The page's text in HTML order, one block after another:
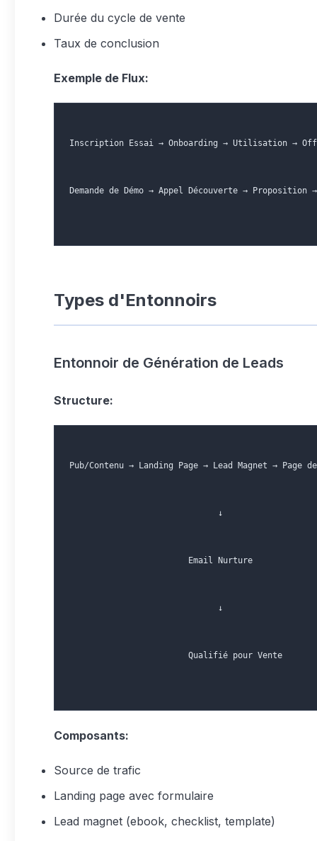
Durée du cycle de vente
Taux de conclusion
Exemple de Flux:
Inscription Essai → Onboarding → Utilisation →
Demande de Démo → Appel Découverte →
Types d'Entonnoirs
Entonnoir de Génération de Leads
Structure:
Pub/Contenu → Landing Page → Lead Magnet → Page
                              ↓
                        Email Nurture
                              ↓
                        Qualifié pour Vente
Composants:
Source de trafic
Landing page avec formulaire
Lead magnet (ebook, checklist, template)